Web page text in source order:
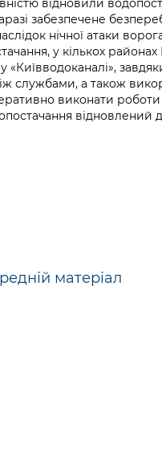
відновили
забезпечене
нічної атаки
у кількох
«Київводоканалі»,
службами, а також
виконати роботи
відновлений
матеріал